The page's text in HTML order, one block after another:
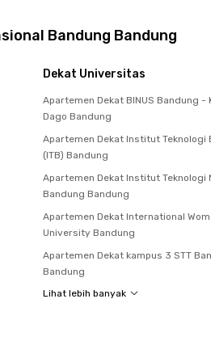
Bandung Bandung
Dekat Universitas
Apartemen Dekat BINUS Bandung -
Dago Bandung
Apartemen Dekat Institut Teknologi
(ITB) Bandung
Apartemen Dekat Institut Teknologi
Bandung Bandung
Apartemen Dekat International
University Bandung
Apartemen Dekat kampus 3 STT
Bandung
Lihat lebih banyak